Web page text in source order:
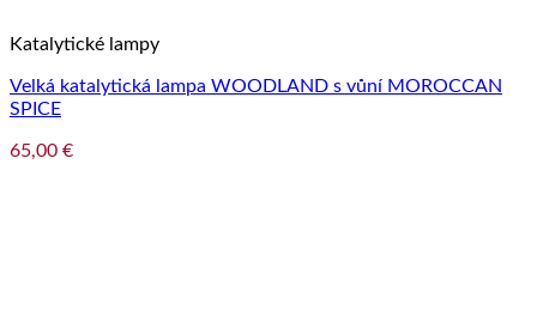
Katalytické lampy
Velká katalytická lampa WOODLAND s vůní MOROCCAN
SPICE
65,00 €